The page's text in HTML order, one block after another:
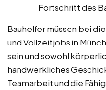
Fortschritt des
Bauhelfer müssen bei
und Vollzeitjobs in
sein und sowohl
handwerkliches
Teamarbeit und die